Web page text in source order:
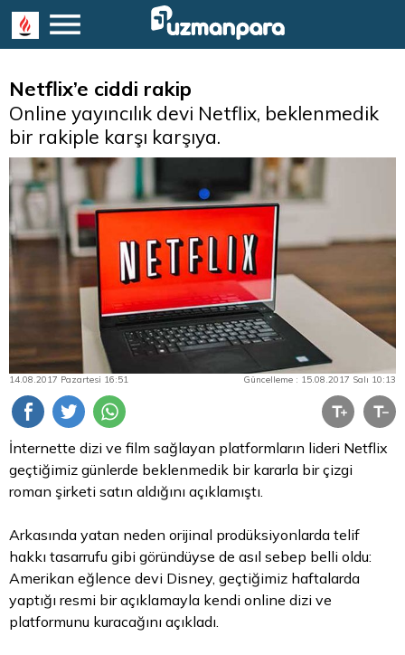
Netflix’e ciddi rakip
Online yayıncılık devi Netflix, beklenmedik
bir rakiple karşı karşıya.
14.08.2017 Pazartesi 16:51 Güncelleme : 15.08.2017 Salı 10:13
İnternette dizi ve film sağlayan platformların lideri Netflix
geçtiğimiz günlerde beklenmedik bir kararla bir çizgi
roman şirketi satın aldığını açıklamıştı.
Arkasında yatan neden orijinal prodüksiyonlarda telif
hakkı tasarrufu gibi göründüyse de asıl sebep belli oldu:
Amerikan eğlence devi Disney, geçtiğimiz haftalarda
yaptığı resmi bir açıklamayla kendi online dizi ve
platformunu kuracağını açıkladı.